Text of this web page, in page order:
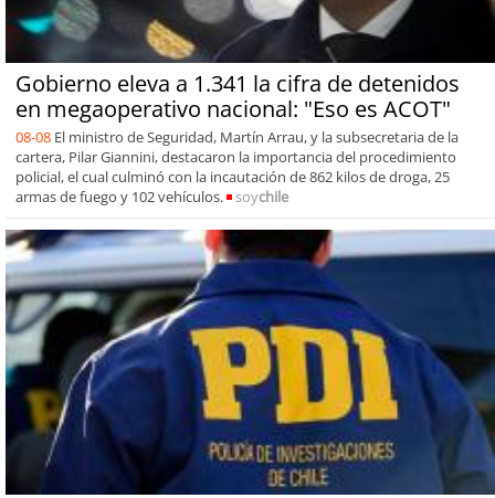
Gobierno eleva a 1.341 la cifra de detenidos
en megaoperativo nacional: "Eso es ACOT"
08-08 El ministro de Seguridad, Martín Arrau, y la subsecretaria de la
cartera, Pilar Giannini, destacaron la importancia del procedimiento
policial, el cual culminó con la incautación de 862 kilos de droga, 25
armas de fuego y 102 vehículos.
soychile